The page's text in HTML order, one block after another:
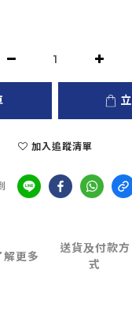
加入追蹤清單
解更多
送貨及付款方
式